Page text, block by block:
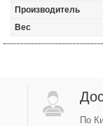
Производитель
Вес
По